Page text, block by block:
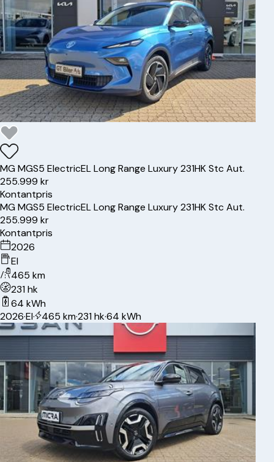
MGMGS5 ElectricEL Long Range Luxury 231HK Stc Aut.
255.999 kr
Kontantpris
MGMGS5 ElectricEL Long Range Luxury 231HK Stc Aut.
255.999 kr
Kontantpris
2026
El
465 km
231 hk
64 kWh
2026·El· 465 km·231 hk·64 kWh